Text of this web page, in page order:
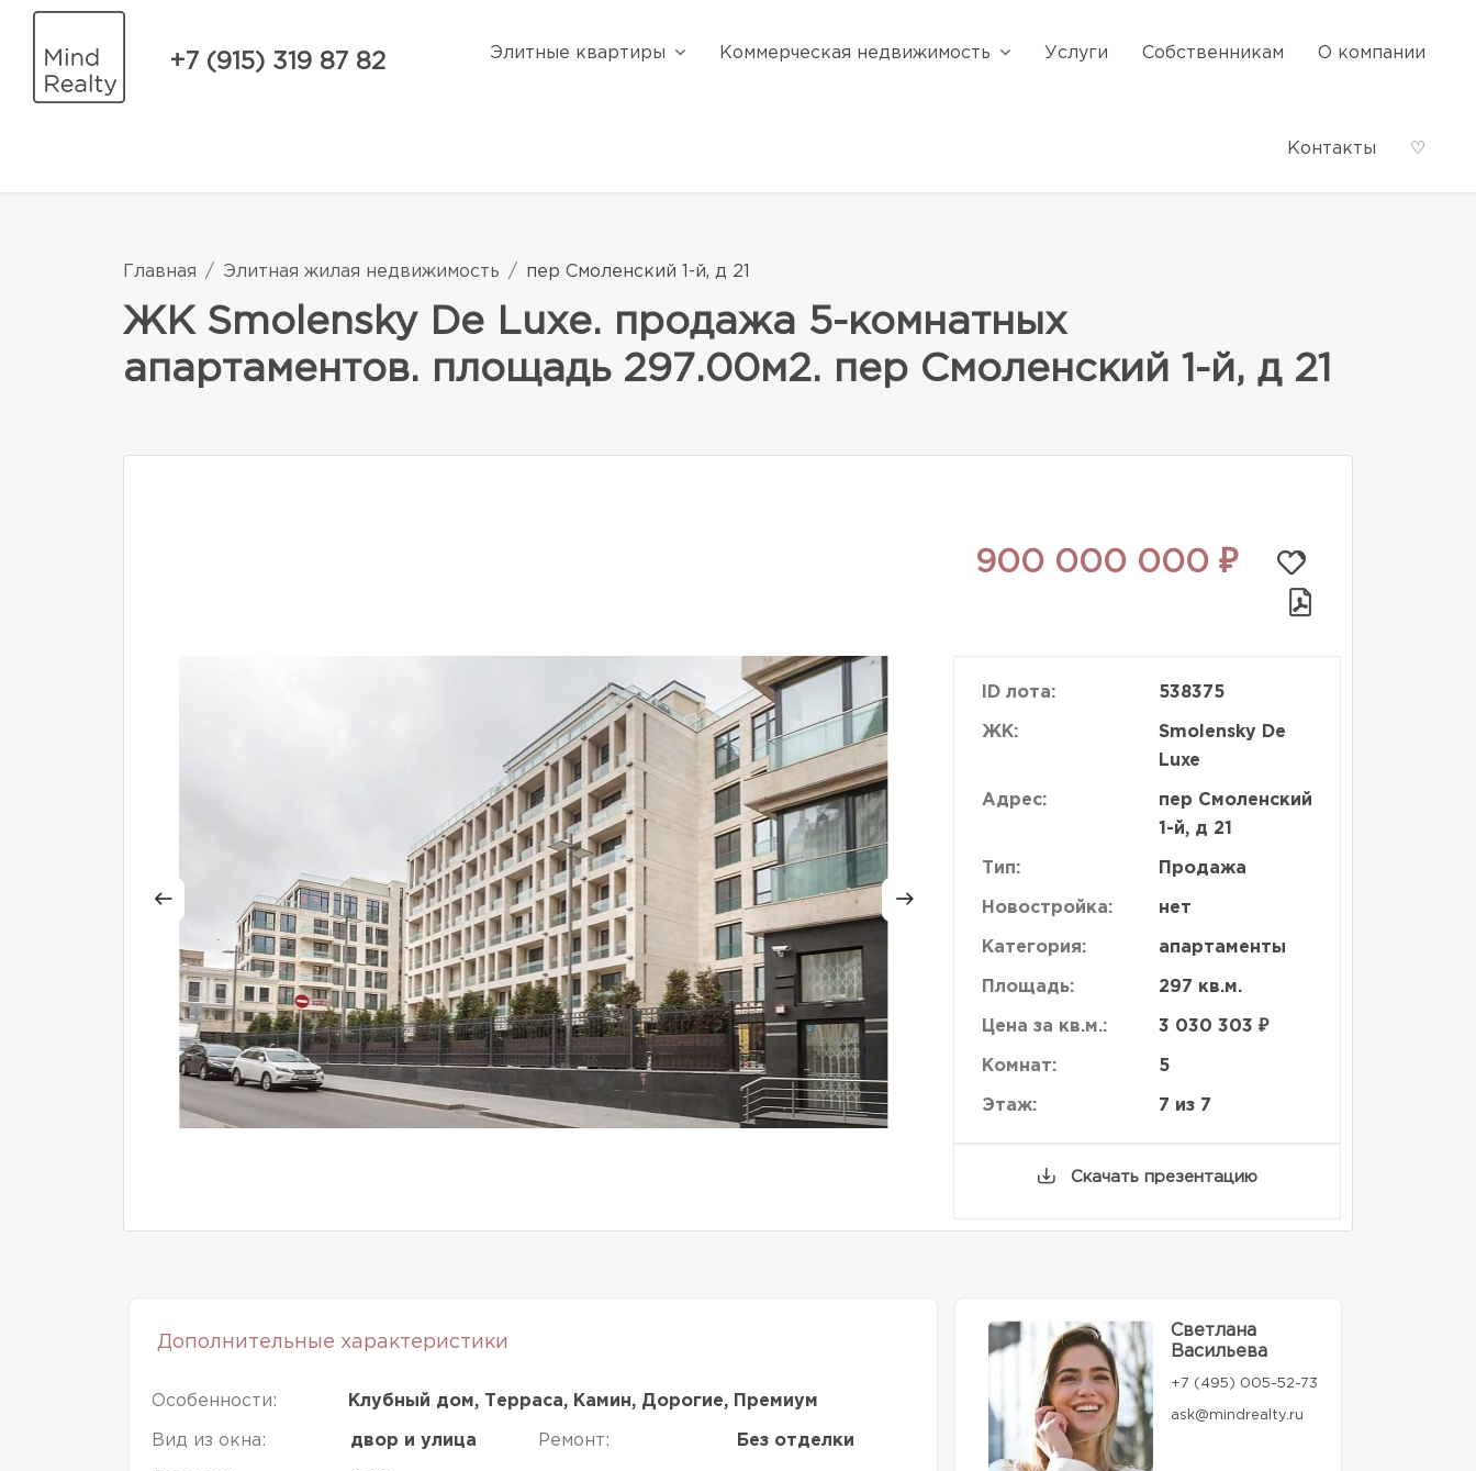
+7 (915) 319 87 82 Элитные квартиры Коммерческая недвижимость Услуги Собственникам О компании
Контакты ♡
Главная Элитная жилая недвижимость пер Смоленский 1-й, д 21
ЖК Smolensky De Luxe. продажа 5-комнатных
апартаментов. площадь 297.00м2. пер Смоленский 1-й, д 21
900 000 000 ₽
ID лота: 538375
ЖК:
Smolensky De
Luxe
Адрес:
пер Смоленский
1-й, д 21
Тип: Продажа
Новостройка: нет
Категория: апартаменты
Площадь: 297 кв.м.
Цена за кв.м.: 3 030 303 ₽
Комнат: 5
Этаж: 7 из 7
Скачать презентацию
Дополнительные характеристики
Особенности: Клубный дом, Терраса, Камин, Дорогие, Премиум
Вид из окна: двор и улица Ремонт: Без отделки
Светлана
Васильева
+7 (495) 005-52-73
ask@mindrealty.ru